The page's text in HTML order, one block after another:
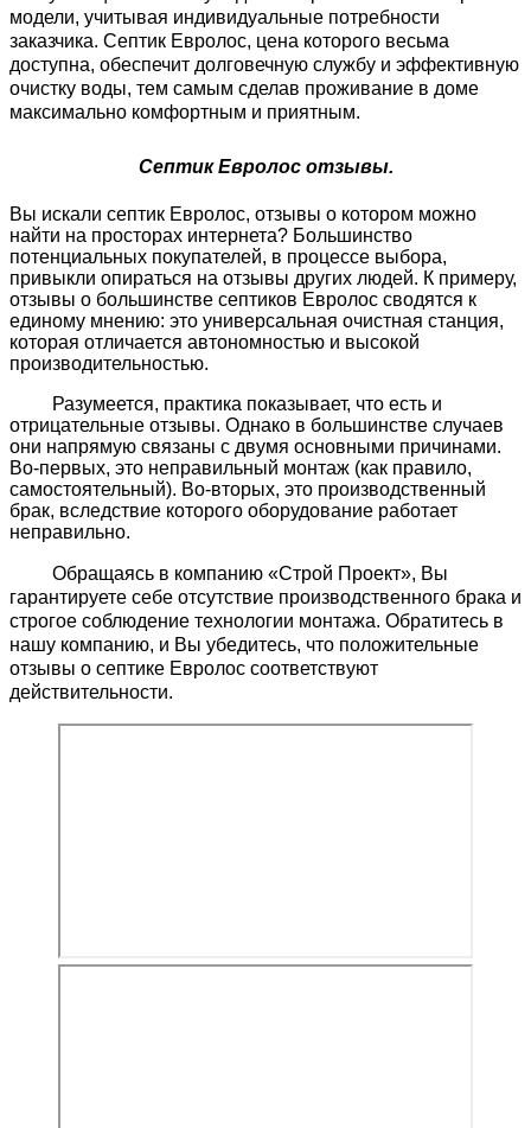
модели, учитывая индивидуальные потребности
заказчика. Септик Евролос, цена которого весьма
доступна, обеспечит долговечную службу и эффективную
очистку воды, тем самым сделав проживание в доме
максимально комфортным и приятным.
Септик Евролос отзывы.
Вы искали септик Евролос, отзывы о котором можно
найти на просторах интернета? Большинство
потенциальных покупателей, в процессе выбора,
привыкли опираться на отзывы других людей. К примеру,
отзывы о большинстве септиков Евролос сводятся к
единому мнению: это универсальная очистная станция,
которая отличается автономностью и высокой
производительностью.
Разумеется, практика показывает, что есть и
отрицательные отзывы. Однако в большинстве случаев
они напрямую связаны с двумя основными причинами.
Во-первых, это неправильный монтаж (как правило,
самостоятельный). Во-вторых, это производственный
брак, вследствие которого оборудование работает
неправильно.
Обращаясь в компанию «Строй Проект», Вы
гарантируете себе отсутствие производственного брака и
строгое соблюдение технологии монтажа. Обратитесь в
нашу компанию, и Вы убедитесь, что положительные
отзывы о септике Евролос соответствуют
действительности.